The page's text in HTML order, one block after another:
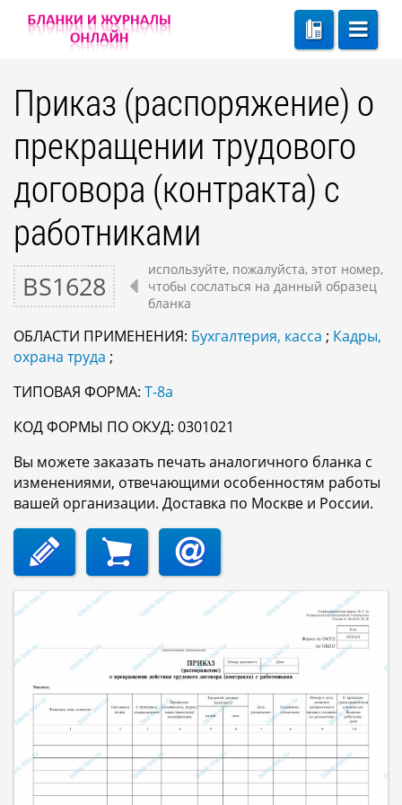
Приказ (распоряжение) о
прекращении трудового
договора (контракта) с
работниками
BS1628
используйте, пожалуйста, этот номер,
чтобы сослаться на данный образец
бланка
ОБЛАСТИ ПРИМЕНЕНИЯ: Бухгалтерия, касса ; Кадры,
охрана труда ;
ТИПОВАЯ ФОРМА: Т-8а
КОД ФОРМЫ ПО ОКУД: 0301021
Вы можете заказать печать аналогичного бланка с
изменениями, отвечающими особенностям работы
вашей организации. Доставка по Москве и России.